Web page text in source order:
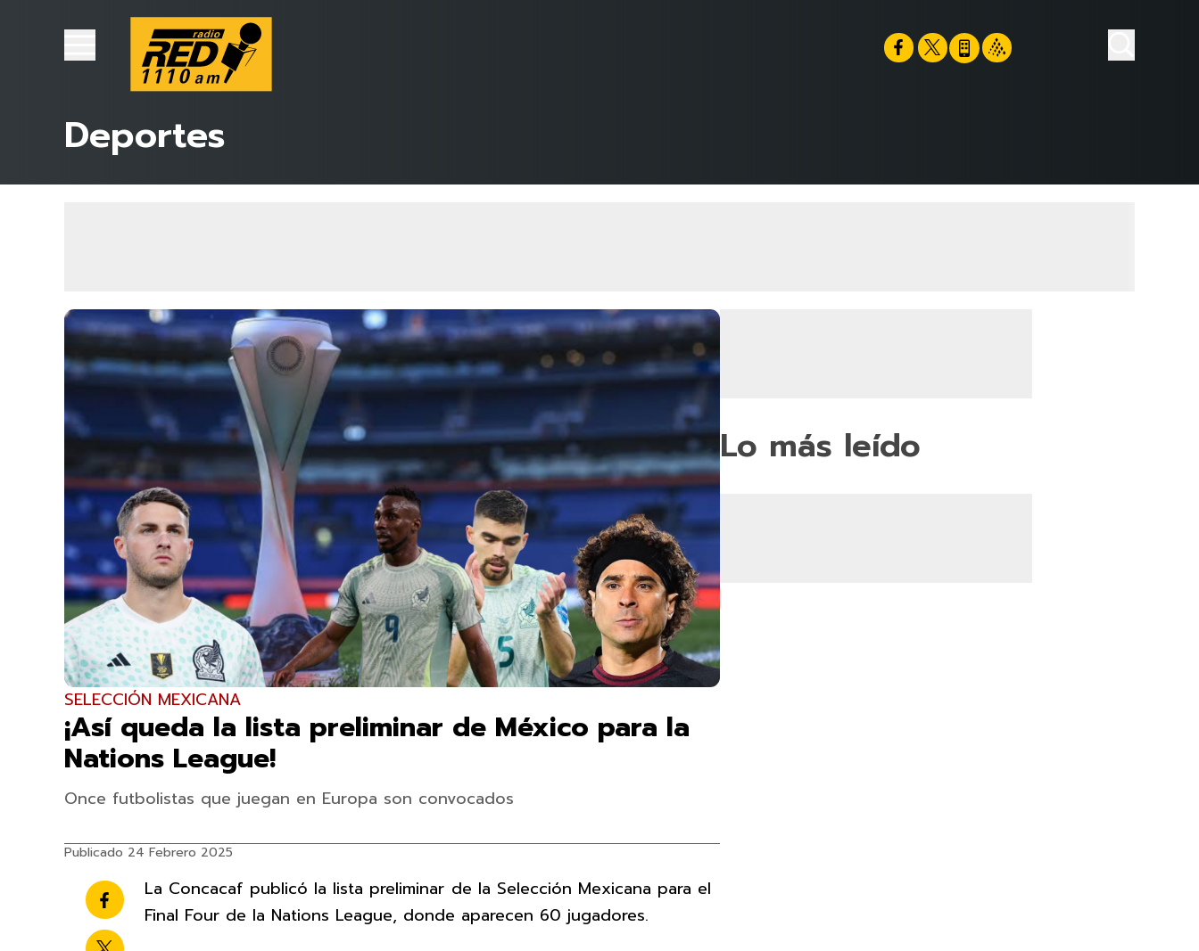
Deportes
SELECCIÓN MEXICANA
¡Así queda la lista preliminar de México para la
Nations League!
Once futbolistas que juegan en Europa son convocados
Publicado 24 Febrero 2025
La Concacaf publicó la lista preliminar de la Selección Mexicana para el
Final Four de la Nations League, donde aparecen 60 jugadores.
Lo más leído